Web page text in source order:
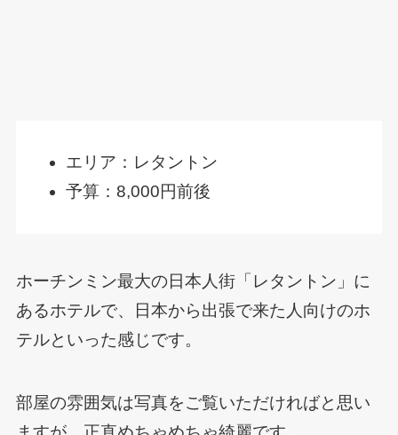
エリア：レタントン
予算：8,000円前後
ホーチンミン最大の日本人街「レタントン」に
あるホテルで、日本から出張で来た人向けのホ
テルといった感じです。
部屋の雰囲気は写真をご覧いただければと思い